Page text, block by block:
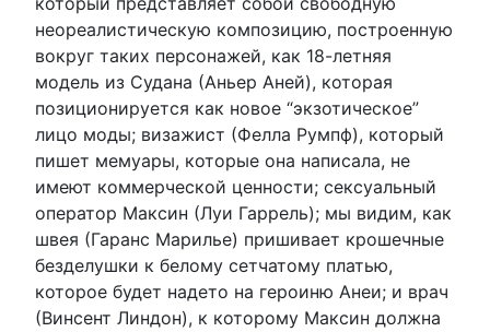
неореалистическую композицию, построенную
вокруг таких персонажей, как 18-летняя
модель из Судана (Аньер Аней), которая
позиционируется как новое “экзотическое”
лицо моды; визажист (Фелла Румпф), который
пишет мемуары, которые она написала, не
имеют коммерческой ценности; сексуальный
оператор Максин (Луи Гаррель); мы видим, как
швея (Гаранс Марилье) пришивает крошечные
безделушки к белому сетчатому платью,
которое будет надето на героиню Анеи; и врач
(Винсент Линдон), к которому Максин должна